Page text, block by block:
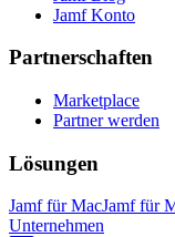
Jamf Konto
Partnerschaften
Marketplace
Partner werden
Lösungen
Jamf für MacJamf für
Unternehmen